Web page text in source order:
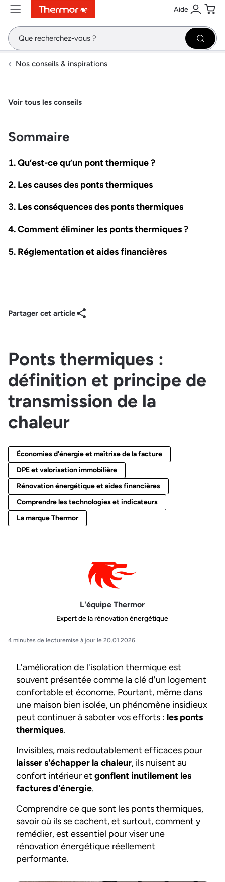
ContenuMenuRecherche Aide
Se
Nos conseils & inspirations
Voir tous les conseils
Sommaire
Qu’est-ce qu’un pont thermique ?
Les causes des ponts thermiques
Les conséquences des ponts thermiques
Comment éliminer les ponts thermiques ?
Réglementation et aides financières
Partager cet article
Ponts thermiques :
définition et principe de
transmission de la
chaleur
Économies d'énergie et maîtrise de la facture
DPE et valorisation immobilière
Rénovation énergétique et aides financières
Comprendre les technologies et indicateurs
La marque Thermor
L'équipe Thermor
Expert de la rénovation énergétique
4 minutes de lecturemise à jour le 20.01.2026
L'amélioration de l'isolation thermique est
souvent présentée comme la clé d'un logement
confortable et économe. Pourtant, même dans
une maison bien isolée, un phénomène insidieux
peut continuer à saboter vos efforts : les ponts
thermiques.
Invisibles, mais redoutablement efficaces pour
laisser s'échapper la chaleur, ils nuisent au
confort intérieur et gonflent inutilement les
factures d'énergie.
Comprendre ce que sont les ponts thermiques,
savoir où ils se cachent, et surtout, comment y
remédier, est essentiel pour viser une
rénovation énergétique réellement
performante.